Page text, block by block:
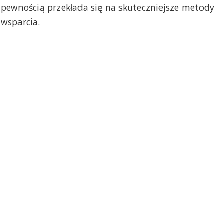
pewnością przekłada się na skuteczniejsze metody
wsparcia.